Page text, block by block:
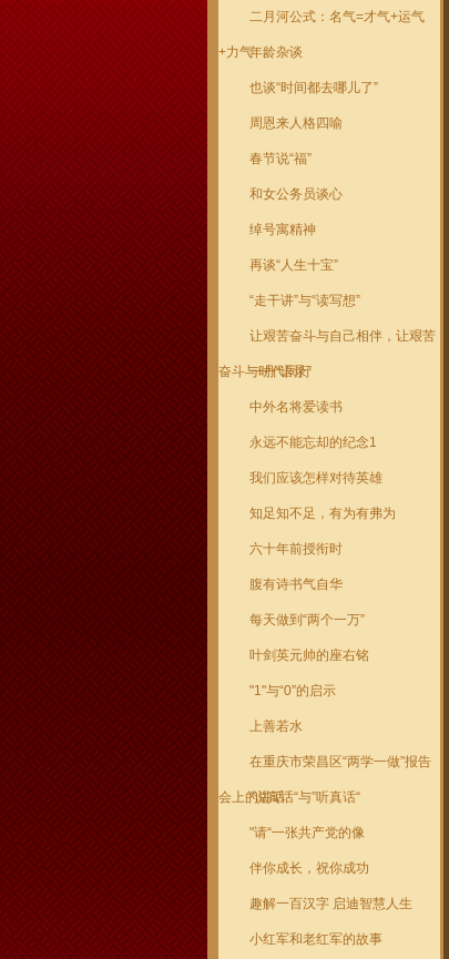
二月河公式：名气=才气+运气
+力气年龄杂谈
也谈“时间都去哪儿了”
周恩来人格四喻
春节说“福”
和女公务员谈心
绰号寓精神
再谈“人生十宝”
“走干讲”与“读写想”
让艰苦奋斗与自己相伴，让艰苦
奋斗与时代同行
一丹“语录”
中外名将爱读书
永远不能忘却的纪念1
我们应该怎样对待英雄
知足知不足，有为有弗为
六十年前授衔时
腹有诗书气自华
每天做到“两个一万”
叶剑英元帅的座右铭
"1"与“0”的启示
上善若水
在重庆市荣昌区“两学一做”报告
会上的讲话"说真话“与”听真话“
"请“一张共产党的像
伴你成长，祝你成功
趣解一百汉字 启迪智慧人生
小红军和老红军的故事